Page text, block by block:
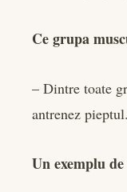
Ce grupa
– Dintre toate
antrenez pieptul.
Un exemplu de